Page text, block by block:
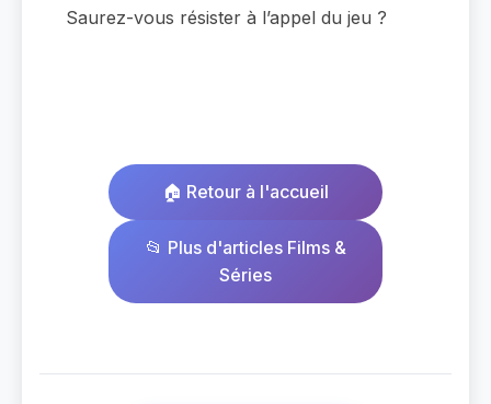
Saurez-vous résister à l’appel du jeu ?
🏠 Retour à l'accueil
📂 Plus d'articles Films &
Séries